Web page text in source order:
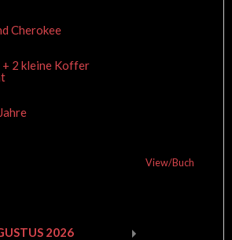
Cherokee
+ 2 kleine Koffer
View/Buch
2026